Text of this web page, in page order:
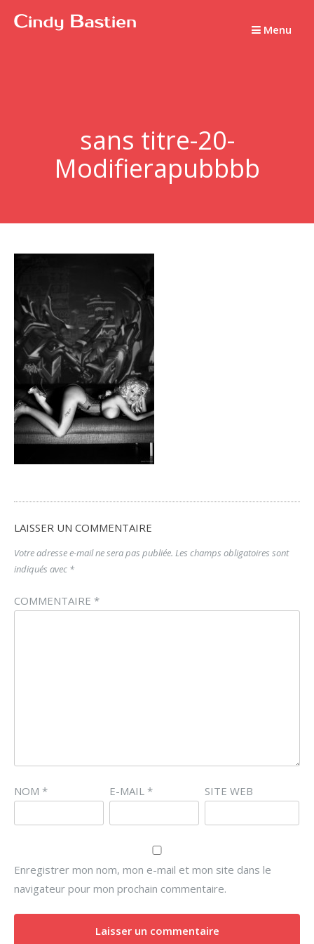
Menu
sans titre-20-
Modifierapubbbb
LAISSER UN COMMENTAIRE
Votre adresse e-mail ne sera pas publiée. Les champs obligatoires sont
indiqués avec *
COMMENTAIRE *
NOM * E-MAIL * SITE WEB
Enregistrer mon nom, mon e-mail et mon site dans le
navigateur pour mon prochain commentaire.